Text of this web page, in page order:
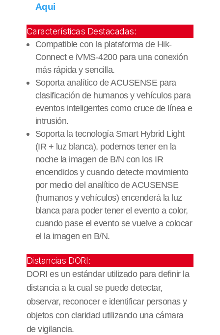
Aqui
Características Destacadas:
Compatible con la plataforma de Hik-
Connect e iVMS-4200 para una conexión
más rápida y sencilla.
Soporta analítico de ACUSENSE para
clasificación de humanos y vehículos para
eventos inteligentes como cruce de línea e
intrusión.
Soporta la tecnología Smart Hybrid Light
(IR + luz blanca), podemos tener en la
noche la imagen de B/N con los IR
encendidos y cuando detecte movimiento
por medio del analítico de ACUSENSE
(humanos y vehículos) encenderá la luz
blanca para poder tener el evento a color,
cuando pase el evento se vuelve a colocar
el la imagen en B/N.
Distancias DORI:
DORI es un estándar utilizado para definir la
distancia a la cual se puede detectar,
observar, reconocer e identificar personas y
objetos con claridad utilizando una cámara
de vigilancia.